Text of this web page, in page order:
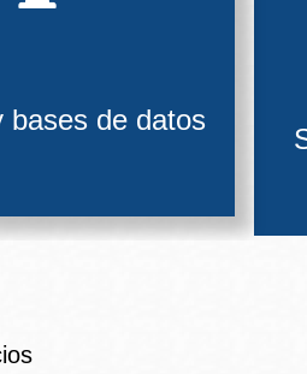
bases de datos